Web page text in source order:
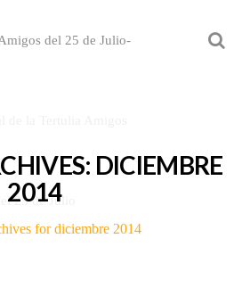
DICIEMBRE
2014
for diciembre 2014